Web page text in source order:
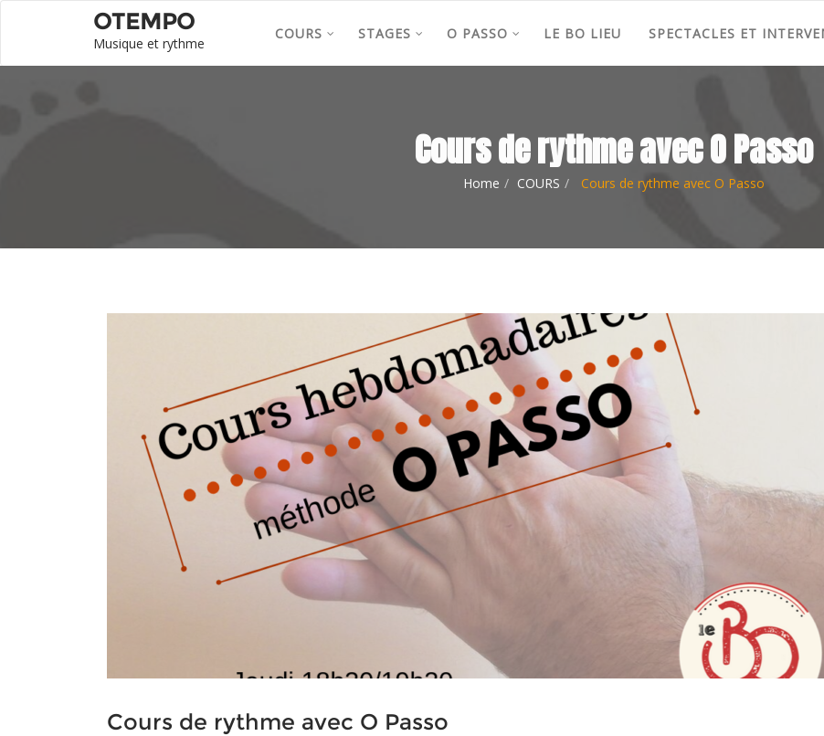
OTEMPO
Musique et rythme
COURS STAGES O PASSO LE BO LIEU SPECTACLES ET
Cours de rythme avec O Passo
Home COURS Cours de rythme avec O Passo
Cours de rythme avec O Passo